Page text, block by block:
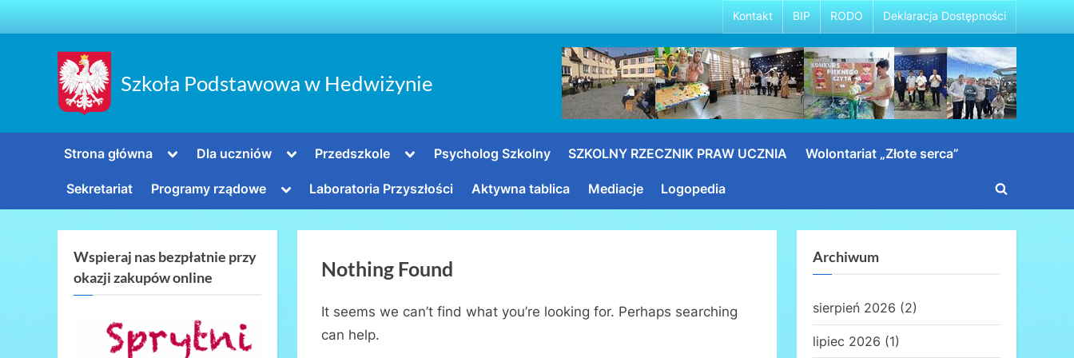
to
Kontakt BIP RODO Deklaracja Dostępności
Szkoła Podstawowa w Hedwiżynie
Strona główna
ToggleDla uczniów
TogglePrzedszkole
TogglePsycholog Szkolny SZKOLNY RZECZNIK PRAW UCZNIA Wolontariat „Złote serca”
Sekretariat Programy rządowe
Toggle
menu
Laboratoria Przyszłości Aktywna tablica Mediacje Logopedia
Toggle
Nothing Found
It seems we can’t find what you’re looking for. Perhaps searching
can help.
Wspieraj nas bezpłatnie przy
okazji zakupów online
Archiwum
sierpień 2026 (2)
lipiec 2026 (1)